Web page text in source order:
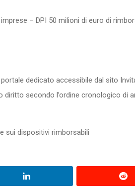
– DPI 50 milioni di euro di
dedicato accessibile dal sito
diritto secondo l’ordine cronologico di
sui dispositivi rimborsabili